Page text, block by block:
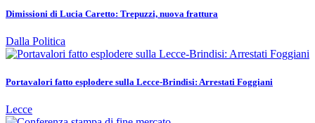
Dimissioni di Lucia Caretto: Trepuzzi, nuova frattura
Dalla Politica
Portavalori fatto esplodere sulla Lecce-Brindisi: Arrestati Foggiani
Lecce